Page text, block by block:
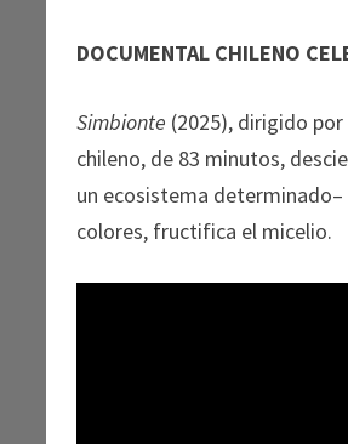
DOCUMENTAL CHILENO
Simbionte (2025), dirigido
chileno, de 83 minutos,
un ecosistema
colores, fructifica el micelio.